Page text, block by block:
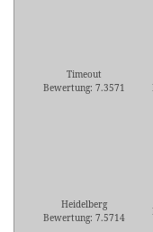
Timeout
Bewertung: 7.3571
Heidelberg
Bewertung: 7.5714